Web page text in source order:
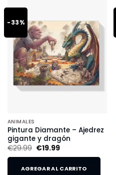
-33%
ANIMALES
Pintura Diamante – Ajedrez
gigante y dragón
€29.99 €19.99
AGREGAR AL CARRITO